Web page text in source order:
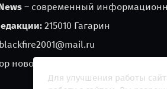
– современный
215010 Гагарин
blackfire2001@mail.ru
новостей «Square news» (18+)
Для улучшения работы